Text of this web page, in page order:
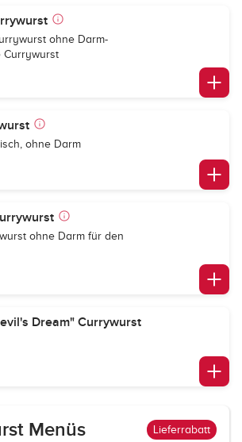
ohne Darm-
Currywurst
ohne Darm
ohne Darm für den
Dream" Currywurst
Menüs Lieferrabatt